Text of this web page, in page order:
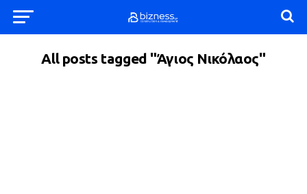
All posts tagged "Άγιος Νικόλαος"